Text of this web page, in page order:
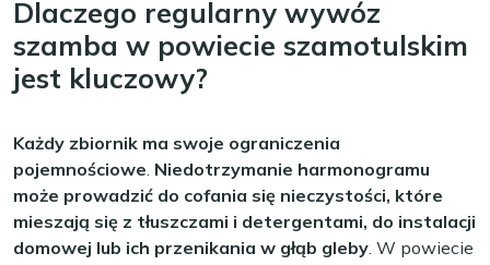
Dlaczego regularny wywóz
szamba w powiecie szamotulskim
jest kluczowy?
Każdy zbiornik ma swoje ograniczenia
pojemnościowe. Niedotrzymanie harmonogramu
może prowadzić do cofania się nieczystości, które
mieszają się z tłuszczami i detergentami, do instalacji
domowej lub ich przenikania w głąb gleby. W powiecie